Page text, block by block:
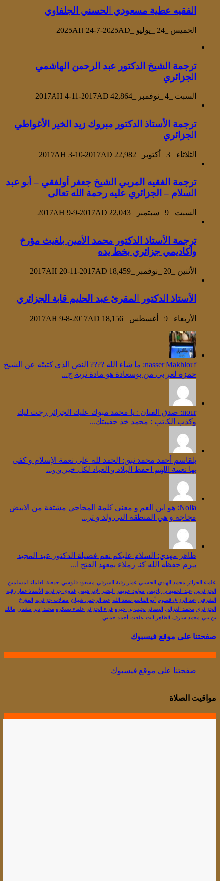
الفقيه عطية مسعودي الحسني الجلفاوي
الخميس _24 _يوليو _2025AH 24-7-2025AD
ترجمة الشيخ الدكتور عبد الرحمن الهاشمي
الجزائري
السبت _4 _نوفمبر _2017AH 4-11-2017AD 42,864
ترجمة الأستاذ الدكتور مبروك زيد الخير الأغواطي
الجزائري
الثلاثاء _3 _أكتوبر _2017AH 3-10-2017AD 22,982
ترجمة الفقيه المربي الشيخ جعفر أولفقي – أبو عبد
السلام – الجزائري عليه رحمة الله تعالى
السبت _9 _سبتمبر _2017AH 9-9-2017AD 22,043
ترجمة الأستاذ الدكتور محمد الأمين بلغيث مؤرخ
وأكاديمي جزائري بخط يده
الأثنين _20 _نوفمبر _2017AH 20-11-2017AD 18,459
الأستاذ الدكتور المقرئ عبد الحليم قابة الجزائري
الأربعاء _9 _أغسطس _2017AH 9-8-2017AD 18,156
‪nasser Makhlouf‬‏: ما شاء الله ???? النص الذي كتبتَه عن الشيخ
حمزة لعرابي من بوسعادة هو مادة ثرية ج...
nour: صدق الفنان : يا محمد مبوك عليك الجزائر رجت ليك
وكذب الكاتب : محمد خذ حقيبتك...
بلقاسم أحمد محمد نبق: الحمد لله على نعمة الإسلام و كفى
بها نعمة اللهم احفظ البلاد و العباد لكل خير و و...
Nolla: هو ابن العم و معنى كلمة المجاجي مشتفة من الابيض
مجاجة و هي المنطقة التي ولد و تر...
طاهر مهدي: السلام عليكم نعم فضيلة الدكتور عبد المجيد
بيرم حفظه الله كنا زملاء بمعهد الفتح ا...
علماء الجزائر محمد الهادي الحسني عمار رقبة الشرفي مسعود فلوسي جمعية العلماء المسلمين
الجزائريين عبد الحميد بن باديس مولود عويمر البشير الإبراهيمي فتاوى جزائرية
الأستاذ عمار رقبة
الشرفي عبد الرزاق قسوم أبو القاسم سعد الله عبد الرحمن شيبان مقالات جزائرية
المؤرخ
الجزائري محمد الغزالي البصائر نجيب بن خيرة قراء الجزائر علماء بسكرة محند إدير مشنان مالك
بن نبي محمد شارف الطاهر آيت علجت أحمد حماني
صفحتنا على موقع فيسبوك
صفحتنا على موقع فيسبوك
مواقيت الصلاة